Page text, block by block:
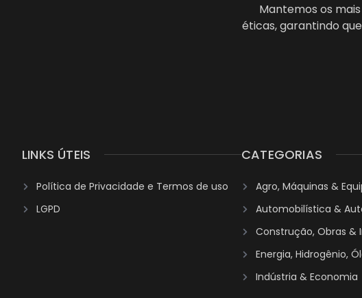
Mantemos os
éticas, garantindo
LINKS ÚTEIS
Política de Privacidade e Termos de uso
LGPD
CATEGORIAS
Agro, Máquinas &
Automobilística &
Construção, Obras &
Energia, Hidrogênio,
Indústria & Economia